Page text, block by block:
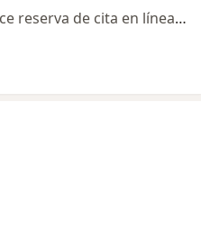
Este especialista no ofrece reserva de cita en línea en esta dirección.